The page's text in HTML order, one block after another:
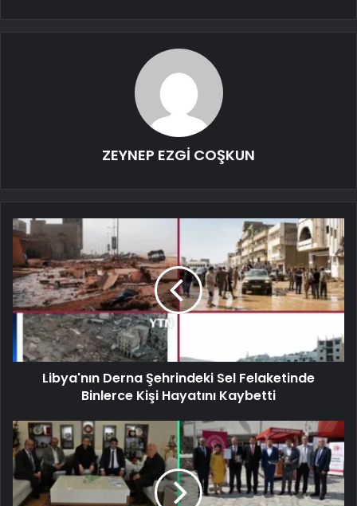
ZEYNEP EZGİ COŞKUN
Libya'nın Derna Şehrindeki Sel Felaketinde
Binlerce Kişi Hayatını Kaybetti